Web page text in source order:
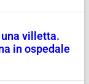
villetta.
in ospedale